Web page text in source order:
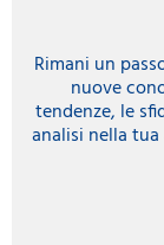
Rimani un
nuove
tendenze, le
analisi nella